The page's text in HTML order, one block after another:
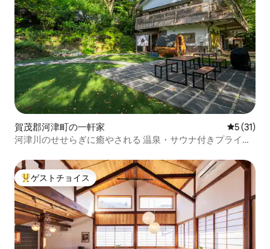
賀茂郡河津町の一軒家 レビュー
5 (31)
河津川のせせらぎに癒やされる 温泉・サウナ付きプライベ
大好評のゲストチョイスです。
ゲストチョイス